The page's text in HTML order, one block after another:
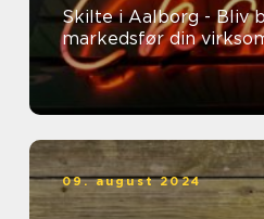
Skilte i Aalborg - Bliv
markedsfør din
09. august 2024